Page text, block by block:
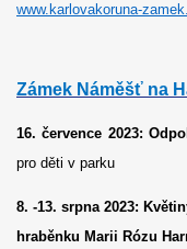
www.karlovakoruna-
Zámek Náměšť na
16. července 2023:
pro děti v parku
8. -13. srpna 2023:
hraběnku Marii Rózu